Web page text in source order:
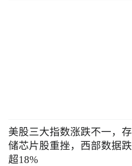
美股三大指数涨跌不一，存
储芯片股重挫，西部数据跌
超18%